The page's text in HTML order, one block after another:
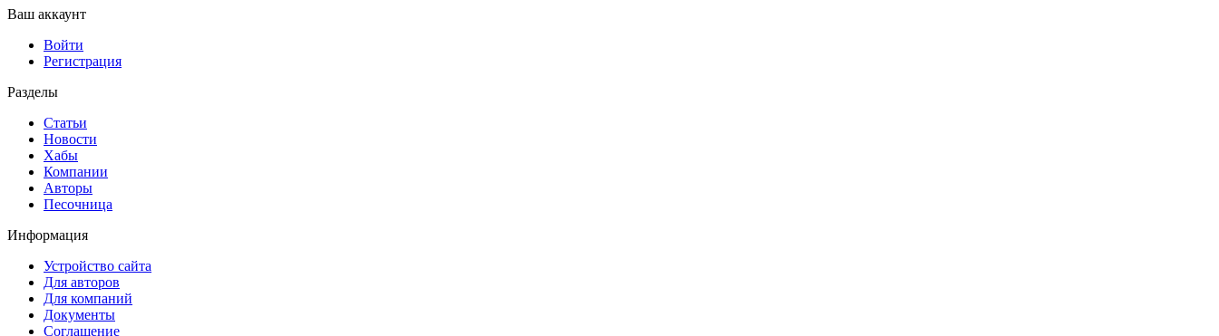
Ваш аккаунт
Войти
Регистрация
Разделы
Статьи
Новости
Хабы
Компании
Авторы
Песочница
Информация
Устройство сайта
Для авторов
Для компаний
Документы
Соглашение